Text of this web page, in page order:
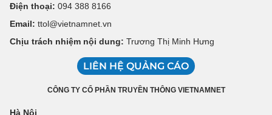
Điện thoại: 094 388 8166
Email: ttol@vietnamnet.vn
Chịu trách nhiệm nội dung: Trương Thị Minh Hưng
LIÊN HỆ QUẢNG CÁO
CÔNG TY CỔ PHẦN TRUYỀN THÔNG VIETNAMNET
Hà Nội